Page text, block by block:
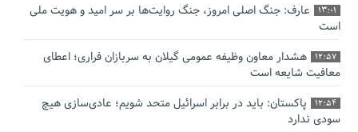
13:01
عارف: جنگ اصلی امروز، جنگ روایت‌ها بر سر امید و هویت ملی
است
12:57
هشدار معاون وظیفه عمومی گیلان به سربازان فراری؛ اعطای
معافیت شایعه است
12:54
پاکستان: باید در برابر اسرائیل متحد شویم؛ عادی‌سازی هیچ
سودی ندارد